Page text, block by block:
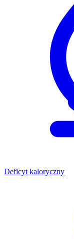
Deficyt kaloryczny